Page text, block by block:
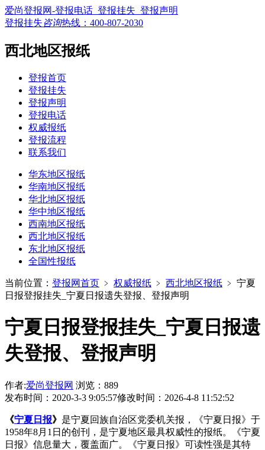
爱尚登报网-登报电话_登报挂失_登报声明
登报挂失咨询热线： 400-807-2030
西北地区报纸
登报首页
登报挂失
登报声明
登报电话
权威报纸
登报流程
联系我们
华东地区报纸
华南地区报纸
华北地区报纸
华中地区报纸
西南地区报纸
西北地区报纸
东北地区报纸
全国性报纸
当前位置： 登报网首页 ﹥ 权威报纸 ﹥ 西北地区报纸 ﹥ 宁夏
日报登报挂失_宁夏日报遗失登报、登报声明
宁夏日报登报挂失_宁夏日报遗
失登报、登报声明
作者:爱尚登报网 浏览：889
发布时间：2020-3-3 9:05:57修改时间：2026-4-8 11:52:52
《宁夏日报》 是宁夏回族自治区党委机关报，《宁夏日报》于
1958年8月1日的创刊，是宁夏地区最具权威性的报纸。《宁夏
日报》信息量大，覆盖面广。《宁夏日报》可读性强是其特